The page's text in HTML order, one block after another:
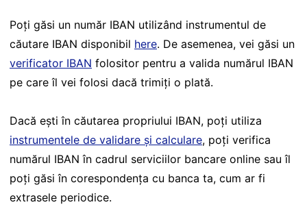
Poți găsi un număr IBAN utilizând instrumentul de
căutare IBAN disponibil here. De asemenea, vei găsi un
verificator IBAN folositor pentru a valida numărul IBAN
pe care îl vei folosi dacă trimiți o plată.
Dacă ești în căutarea propriului IBAN, poți utiliza
instrumentele de validare și calculare, poți verifica
numărul IBAN în cadrul serviciilor bancare online sau îl
poți găsi în corespondența cu banca ta, cum ar fi
extrasele periodice.